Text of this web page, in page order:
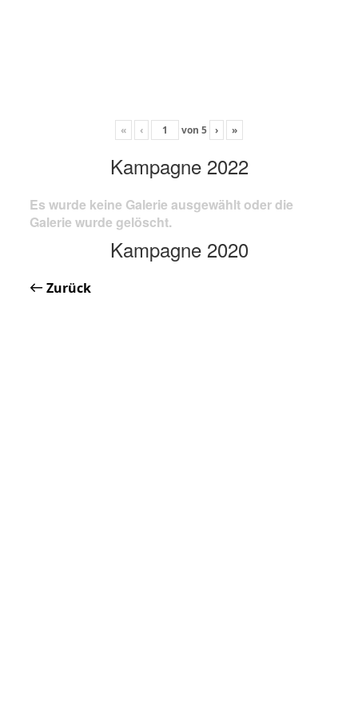
« ‹ von 5 › »
Kampagne 2022
Es wurde keine Galerie ausgewählt oder die
Galerie wurde gelöscht.
Kampagne 2020
Zurück